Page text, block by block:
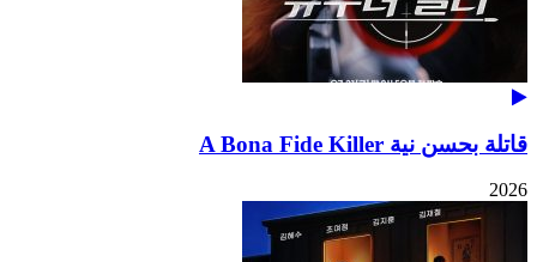
قاتلة بحسن نية A Bona Fide Killer
2026